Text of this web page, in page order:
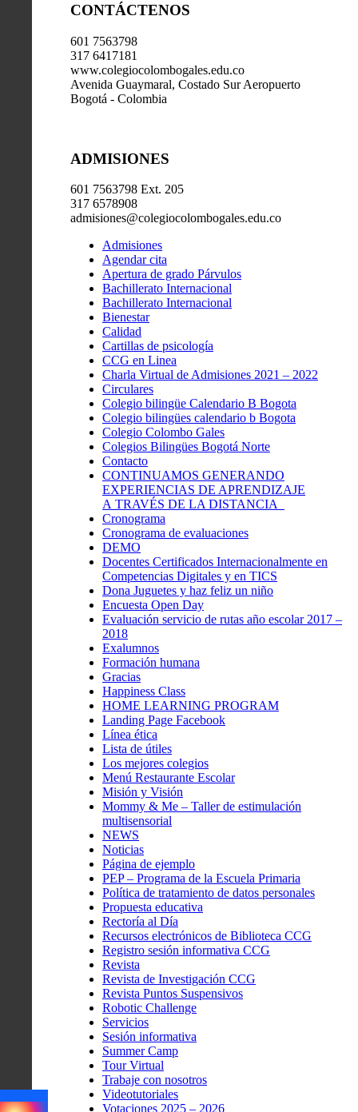
CONTÁCTENOS
601 7563798
317 6417181
www.colegiocolombogales.edu.co
Avenida Guaymaral, Costado Sur Aeropuerto
Bogotá - Colombia
ADMISIONES
601 7563798 Ext. 205
317 6578908
admisiones@colegiocolombogales.edu.co
Admisiones
Agendar cita
Apertura de grado Párvulos
Bachillerato Internacional
Bachillerato Internacional
Bienestar
Calidad
Cartillas de psicología
CCG en Linea
Charla Virtual de Admisiones 2021 – 2022
Circulares
Colegio bilingüe Calendario B Bogota
Colegio bilingües calendario b Bogota
Colegio Colombo Gales
Colegios Bilingües Bogotá Norte
Contacto
CONTINUAMOS GENERANDO
EXPERIENCIAS DE APRENDIZAJE
A TRAVÉS DE LA DISTANCIA
Cronograma
Cronograma de evaluaciones
DEMO
Docentes Certificados Internacionalmente en
Competencias Digitales y en TICS
Dona Juguetes y haz feliz un niño
Encuesta Open Day
Evaluación servicio de rutas año escolar 2017 –
2018
Exalumnos
Formación humana
Gracias
Happiness Class
HOME LEARNING PROGRAM
Landing Page Facebook
Línea ética
Lista de útiles
Los mejores colegios
Menú Restaurante Escolar
Misión y Visión
Mommy & Me – Taller de estimulación
multisensorial
NEWS
Noticias
Página de ejemplo
PEP – Programa de la Escuela Primaria
Política de tratamiento de datos personales
Propuesta educativa
Rectoría al Día
Recursos electrónicos de Biblioteca CCG
Registro sesión informativa CCG
Revista
Revista de Investigación CCG
Revista Puntos Suspensivos
Robotic Challenge
Servicios
Sesión informativa
Summer Camp
Tour Virtual
Trabaje con nosotros
Videotutoriales
Votaciones 2025 – 2026